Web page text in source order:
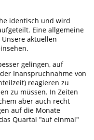
identisch und wird
Eine allgemeine
Unsere aktuellen
gelingen, auf
Inanspruchnahme von
reagieren zu
zu müssen. In Zeiten
aber auch recht
auf die Monate
Quartal "auf einmal"